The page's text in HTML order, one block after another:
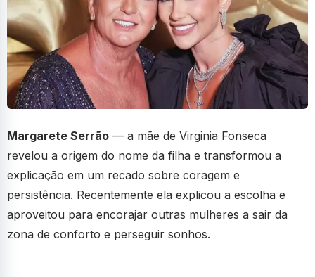
Margarete Serrão — a mãe de Virginia Fonseca
revelou a origem do nome da filha e transformou a
explicação em um recado sobre coragem e
persistência. Recentemente ela explicou a escolha e
aproveitou para encorajar outras mulheres a sair da
zona de conforto e perseguir sonhos.